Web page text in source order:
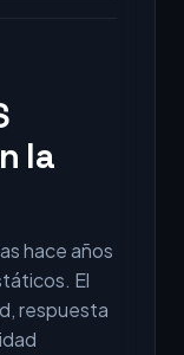
la
hace años
El
respuesta